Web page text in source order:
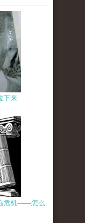
下来
危机——怎么